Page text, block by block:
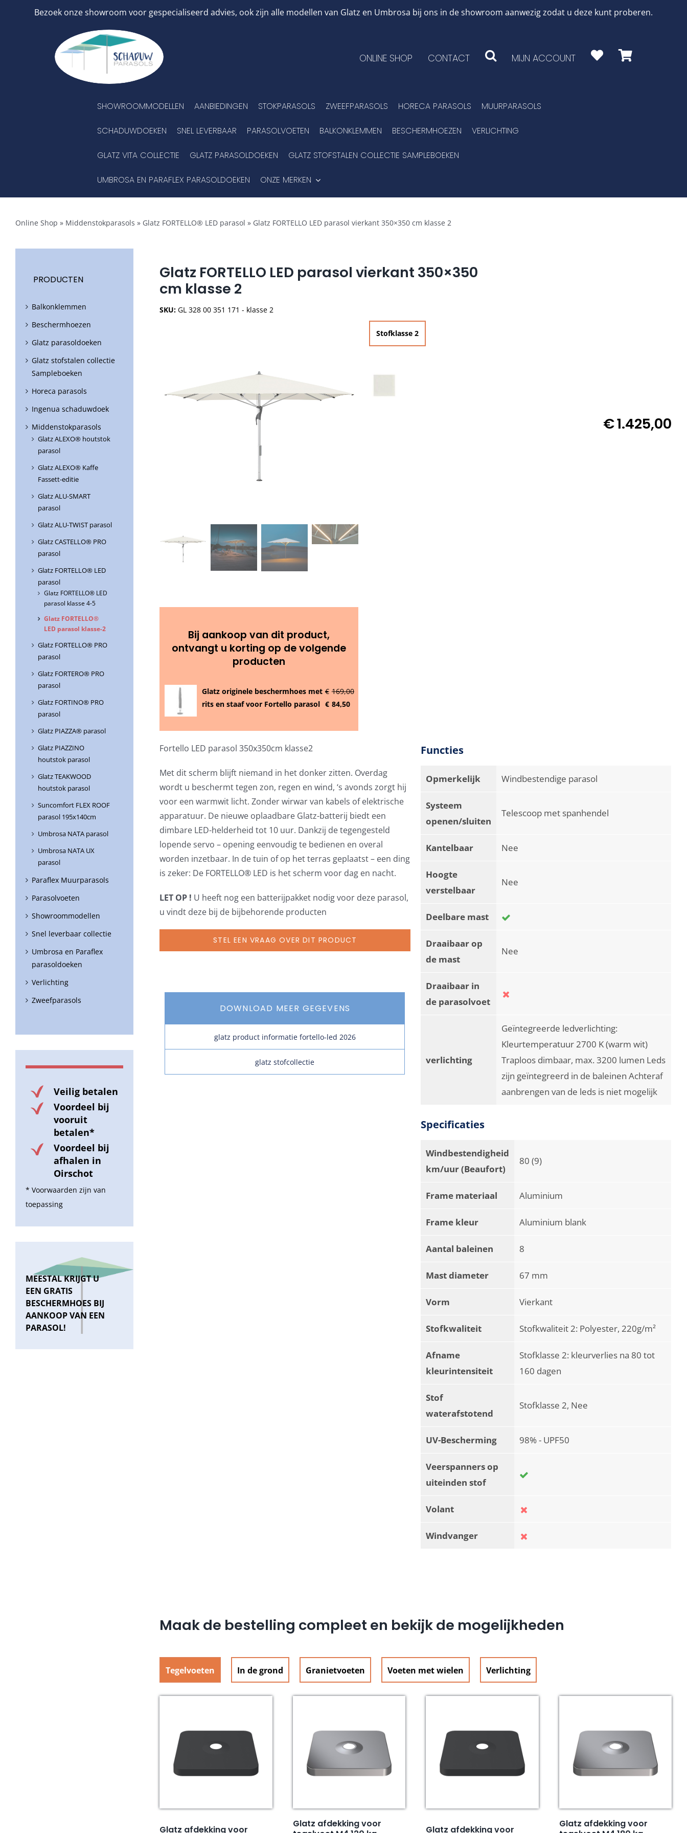
Bezoek onze showroom voor gespecialiseerd advies, ook zijn alle modellen van Glatz en Umbrosa bij ons in de showroom aanwezig zodat u deze kunt proberen.
ONLINE SHOP CONTACT MIJN ACCOUNT
SHOWROOMMODELLEN AANBIEDINGEN STOKPARASOLS ZWEEFPARASOLS HORECA PARASOLS MUURPARASOLS
SCHADUWDOEKEN SNEL LEVERBAAR PARASOLVOETEN BALKONKLEMMEN BESCHERMHOEZEN VERLICHTING
GLATZ VITA COLLECTIE GLATZ PARASOLDOEKEN GLATZ STOFSTALEN COLLECTIE SAMPLEBOEKEN
UMBROSA EN PARAFLEX PARASOLDOEKEN ONZE MERKEN
Online Shop » Middenstokparasols » Glatz FORTELLO® LED parasol » Glatz FORTELLO LED parasol vierkant 350×350 cm klasse 2
Glatz FORTELLO LED parasol vierkant 350×350
cm klasse 2
SKU:GL 328 00 351 171 - klasse 2
Bij aankoop van dit product,
ontvangt u korting op de volgende
producten
Glatz originele beschermhoes met
rits en staaf voor Fortello parasol
€ 169,00
€ 84,50
Stofklasse 2
€1.425,00
Fortello LED parasol 350x350cm klasse2
Met dit scherm blijft niemand in het donker zitten. Overdag
wordt u beschermt tegen zon, regen en wind, ‘s avonds zorgt hij
voor een warmwit licht. Zonder wirwar van kabels of elektrische
apparatuur. De nieuwe oplaadbare Glatz-batterij biedt een
dimbare LED-helderheid tot 10 uur. Dankzij de tegengesteld
lopende servo – opening eenvoudig te bedienen en overal
worden inzetbaar. In de tuin of op het terras geplaatst – een ding
is zeker: De FORTELLO® LED is het scherm voor dag en nacht.
LET OP ! U heeft nog een batterijpakket nodig voor deze parasol,
u vindt deze bij de bijbehorende producten
STEL EEN VRAAG OVER DIT PRODUCT
DOWNLOAD MEER GEGEVENS
glatz product informatie fortello-led 2026
glatz stofcollectie
Functies
Opmerkelijk Windbestendige parasol
Systeem
openen/sluiten
Telescoop met spanhendel
Kantelbaar Nee
Hoogte
verstelbaar
Nee
Deelbare mast
Draaibaar op
de mast
Nee
Draaibaar in
de parasolvoet
verlichting
Geïntegreerde ledverlichting:
Kleurtemperatuur 2700 K (warm wit)
Traploos dimbaar, max. 3200 lumen Leds
zijn geïntegreerd in de baleinen Achteraf
aanbrengen van de leds is niet mogelijk
Specificaties
Windbestendigheid
km/uur (Beaufort)
80 (9)
Frame materiaal Aluminium
Frame kleur Aluminium blank
Aantal baleinen 8
Mast diameter 67 mm
Vorm Vierkant
Stofkwaliteit Stofkwaliteit 2: Polyester, 220g/m²
Afname
kleurintensiteit
Stofklasse 2: kleurverlies na 80 tot
160 dagen
Stof
waterafstotend
Stofklasse 2, Nee
UV-Bescherming 98% - UPF50
Veerspanners op
uiteinden stof
Volant
Windvanger
Maak de bestelling compleet en bekijk de mogelijkheden
Tegelvoeten In de grond Granietvoeten Voeten met wielen Verlichting
Glatz afdekking voor
Glatz afdekking voor
Glatz afdekking voor
Glatz afdekking voor
PRODUCTEN
Balkonklemmen
Beschermhoezen
Glatz parasoldoeken
Glatz stofstalen collectie
Sampleboeken
Horeca parasols
Ingenua schaduwdoek
Middenstokparasols
Glatz ALEXO® houtstok
parasol
Glatz ALEXO® Kaffe
Fassett-editie
Glatz ALU-SMART
parasol
Glatz ALU-TWIST parasol
Glatz CASTELLO® PRO
parasol
Glatz FORTELLO® LED
parasol
Glatz FORTELLO® LED
parasol klasse 4-5
Glatz FORTELLO®
LED parasol klasse-2
Glatz FORTELLO® PRO
parasol
Glatz FORTERO® PRO
parasol
Glatz FORTINO® PRO
parasol
Glatz PIAZZA® parasol
Glatz PIAZZINO
houtstok parasol
Glatz TEAKWOOD
houtstok parasol
Suncomfort FLEX ROOF
parasol 195x140cm
Umbrosa NATA parasol
Umbrosa NATA UX
parasol
Paraflex Muurparasols
Parasolvoeten
Showroommodellen
Snel leverbaar collectie
Umbrosa en Paraflex
parasoldoeken
Verlichting
Zweefparasols
Veilig betalen
Voordeel bij
vooruit
betalen*
Voordeel bij
afhalen in
Oirschot
* Voorwaarden zijn van
toepassing
MEESTAL KRIJGT U
EEN GRATIS
BESCHERMHOES BIJ
AANKOOP VAN EEN
PARASOL!